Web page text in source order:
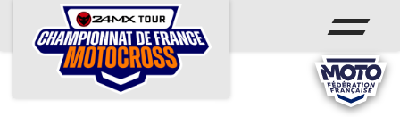
ACCUEIL
ACTUS
CALENDRIER